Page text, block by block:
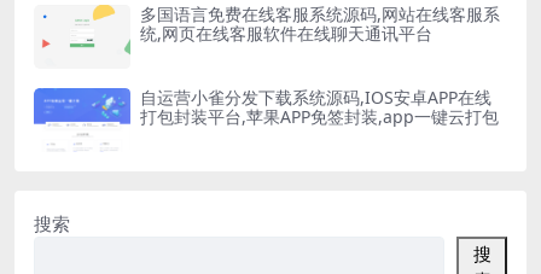
多国语言免费在线客服系统源码,网站在线客服系
统,网页在线客服软件在线聊天通讯平台
自运营小雀分发下载系统源码,IOS安卓APP在线
打包封装平台,苹果APP免签封装,app一键云打包
搜索
搜